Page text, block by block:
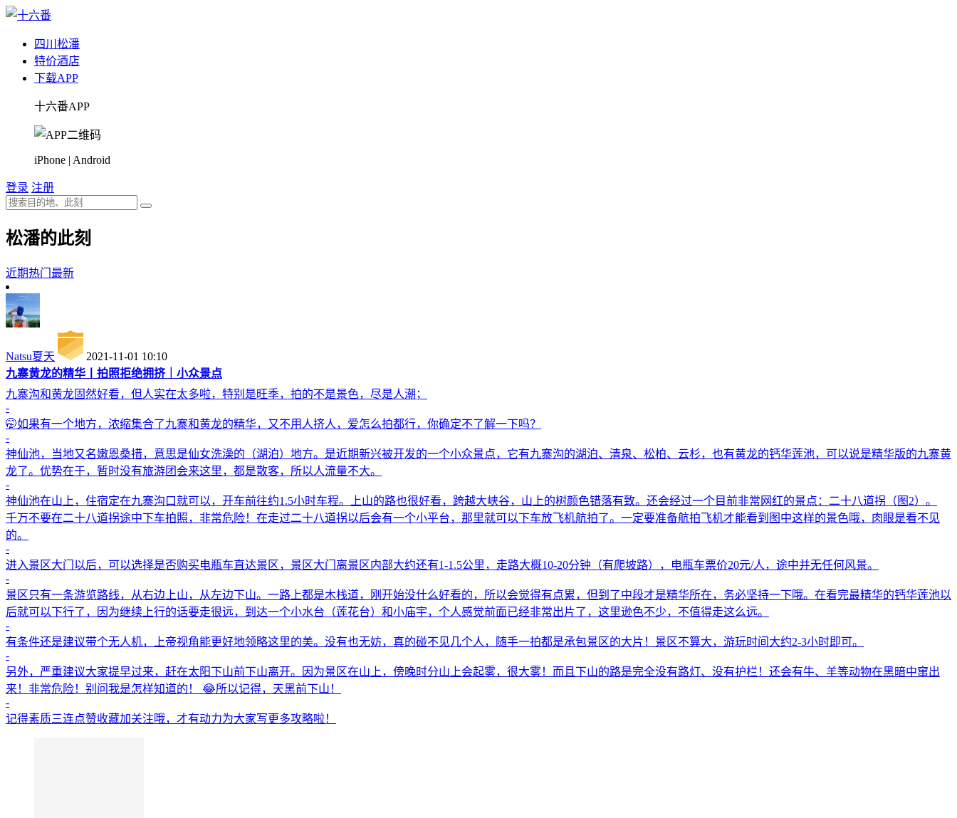
四川 松潘
特价酒店
下载APP
十六番APP
iPhone | Android
登录 注册
松潘的此刻
近期热门 最新
Natsu夏天
2021-11-01 10:10
九寨黄龙的精华丨拍照拒绝拥挤｜小众景点
九寨沟和黄龙固然好看，但人实在太多啦，特别是旺季，拍的不是景色，尽是人潮；
-
🤭如果有一个地方，浓缩集合了九寨和黄龙的精华，又不用人挤人，爱怎么拍都行，你确定不了解一下吗？
-
神仙池，当地又名嫩恩桑措，意思是仙女洗澡的（湖泊）地方。是近期新兴被开发的一个小众景点，它有九寨沟的湖泊、清泉、松柏、云杉，也有黄龙的钙华莲池，可以说是精华版的九寨黄
龙了。优势在于，暂时没有旅游团会来这里，都是散客，所以人流量不大。
-
神仙池在山上，住宿定在九寨沟口就可以，开车前往约1.5小时车程。上山的路也很好看，跨越大峡谷，山上的树颜色错落有致。还会经过一个目前非常网红的景点：二十八道拐（图2）。
千万不要在二十八道拐途中下车拍照，非常危险！在走过二十八道拐以后会有一个小平台，那里就可以下车放飞机航拍了。一定要准备航拍飞机才能看到图中这样的景色哦，肉眼是看不见
的。
-
进入景区大门以后，可以选择是否购买电瓶车直达景区，景区大门离景区内部大约还有1-1.5公里，走路大概10-20分钟（有爬坡路），电瓶车票价20元/人，途中并无任何风景。
-
景区只有一条游览路线，从右边上山，从左边下山。一路上都是木栈道，刚开始没什么好看的，所以会觉得有点累，但到了中段才是精华所在，务必坚持一下哦。在看完最精华的钙华莲池以
后就可以下行了，因为继续上行的话要走很远，到达一个小水台（莲花台）和小庙宇，个人感觉前面已经非常出片了，这里逊色不少，不值得走这么远。
-
有条件还是建议带个无人机，上帝视角能更好地领略这里的美。没有也无妨，真的碰不见几个人，随手一拍都是承包景区的大片！景区不算大，游玩时间大约2-3小时即可。
-
另外，严重建议大家提早过来，赶在太阳下山前下山离开。因为景区在山上，傍晚时分山上会起雾，很大雾！而且下山的路是完全没有路灯、没有护栏！还会有牛、羊等动物在黑暗中窜出
来！非常危险！别问我是怎样知道的！ 😂所以记得，天黑前下山！
-
记得素质三连点赞收藏加关注哦，才有动力为大家写更多攻略啦！